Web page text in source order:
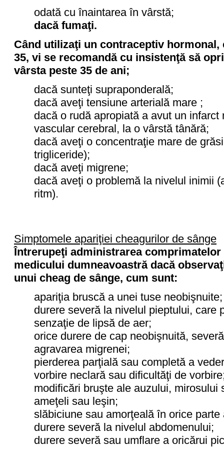
odată cu înaintarea în vârstă;
dacă fumaţi.
Când utilizaţi un contraceptiv
35, vi se recomandă cu insistenţă să
vârsta peste 35 de ani;
dacă sunteţi supraponderală;
dacă aveţi tensiune arterială mare ;
dacă o rudă apropiată a avut un
vascular cerebral, la o vârstă tânără;
dacă aveţi o concentraţie mare de
trigliceride);
dacă aveţi migrene;
dacă aveţi o problemă la nivelul inimii
ritm).
Simptomele apariţiei cheagurilor de sânge
Întrerupeţi administrarea
medicului dumneavoastră dacă
unui cheag de sânge, cum sunt:
apariţia bruscă a unei tuse neobişnuite;
durere severă la nivelul pieptului, care
senzaţie de lipsă de aer;
orice durere de cap neobişnuită,
agravarea migrenei;
pierderea parţială sau completă a
vorbire neclară sau dificultăţi de
modificări bruşte ale auzului, mirosului
ameţeli sau leşin;
slăbiciune sau amorţeală în orice parte
durere severă la nivelul abdomenului;
durere severă sau umflare a oricărui